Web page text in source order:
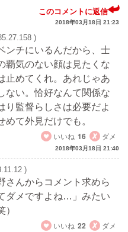
このコメントに返信
2018年03月18日 21:23
)
ンチにいるんだから、士
覇気のない顔は見たくな
止めてくれ。あれじゃあ
ない。恰好なんて関係な
り監督らしさは必要だよ
て外見だけでも。
いいね 16 ダメ
2018年03月18日 21:40
)
さんからコメント求めら
ダメですよね…」みたい
いいね 22 ダメ